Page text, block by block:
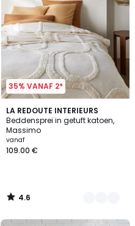
35% VANAF 2*
LA REDOUTE INTERIEURS
Beddensprei in getuft katoen,
Massimo
vanaf
109.00 €
4.6
/ 5
2
Kleuren
4.6
/